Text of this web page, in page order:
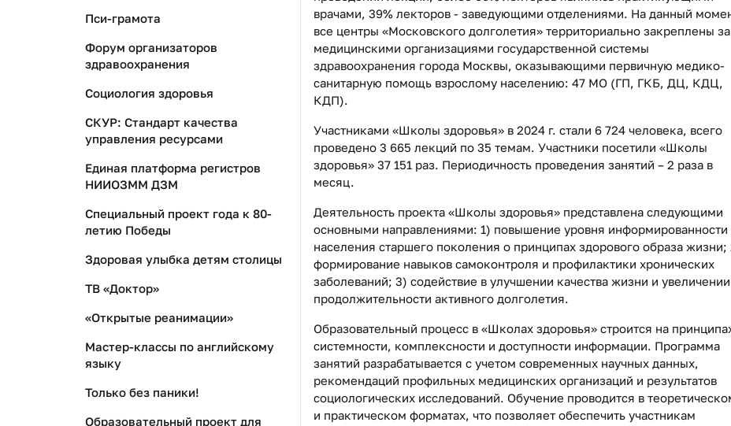
Пси-грамота
Форум организаторов
здравоохранения
Социология здоровья
СКУР: Стандарт качества
управления ресурсами
Единая платформа регистров
НИИОЗММ ДЗМ
Специальный проект года к 80-
летию Победы
Здоровая улыбка детям столицы
ТВ «Доктор»
«Открытые реанимации»
Мастер-классы по английскому
языку
Только без паники!
Образовательный проект для
врачами, 39% лекторов - заведующими отделениями. На данный
все центры «Московского долголетия» территориально закреплены за
медицинскими организациями государственной системы
здравоохранения города Москвы, оказывающими первичную медико-
санитарную помощь взрослому населению: 47 МО (ГП, ГКБ, ДЦ, КДЦ,
КДП).
Участниками «Школы здоровья» в 2024 г. стали 6 724 человека, всего
проведено 3 665 лекций по 35 темам. Участники посетили «Школы
здоровья» 37 151 раз. Периодичность проведения занятий – 2 раза в
месяц.
Деятельность проекта «Школы здоровья» представлена следующими
основными направлениями: 1) повышение уровня информированности
населения старшего поколения о принципах здорового образа жизни;
формирование навыков самоконтроля и профилактики хронических
заболеваний; 3) содействие в улучшении качества жизни и увеличении
продолжительности активного долголетия.
Образовательный процесс в «Школах здоровья» строится на
системности, комплексности и доступности информации. Программа
занятий разрабатывается с учетом современных научных данных,
рекомендаций профильных медицинских организаций и результатов
социологических исследований. Обучение проводится в
и практическом форматах, что позволяет обеспечить участникам